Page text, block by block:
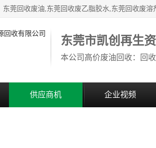
东莞市凯创再生
供应商机 企业视频